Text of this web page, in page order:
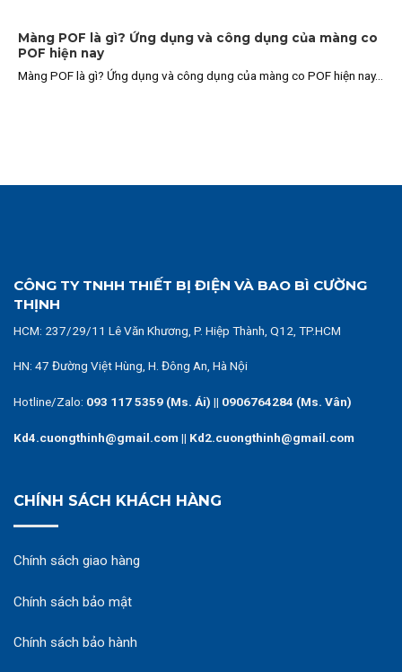
Màng POF là gì? Ứng dụng và công dụng của màng co
POF hiện nay
Màng POF là gì? Ứng dụng và công dụng của màng co POF hiện nay...
CÔNG TY TNHH THIẾT BỊ ĐIỆN VÀ BAO BÌ CƯỜNG
THỊNH
HCM: 237/29/11 Lê Văn Khương, P. Hiệp Thành, Q12, TP.HCM
HN: 47 Đường Việt Hùng, H. Đông An, Hà Nội
Hotline/Zalo: 093 117 5359 (Ms. Ái) || 0906764284 (Ms. Vân)
Kd4.cuongthinh@gmail.com || Kd2.cuongthinh@gmail.com
CHÍNH SÁCH KHÁCH HÀNG
Chính sách giao hàng
Chính sách bảo mật
Chính sách bảo hành